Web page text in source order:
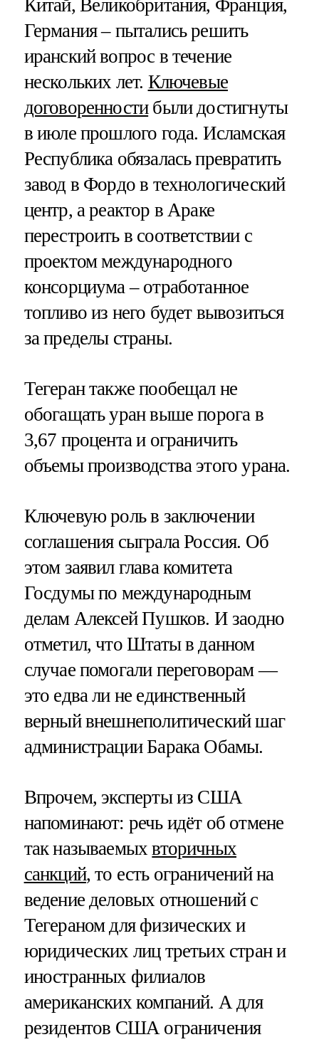
Китай, Великобритания, Франция,
Германия – пытались решить
иранский вопрос в течение
нескольких лет. Ключевые
договоренностибыли достигнуты
в июле прошлого года. Исламская
Республика обязалась превратить
завод в Фордо в технологический
центр, а реактор в Араке
перестроить в соответствии с
проектом международного
консорциума – отработанное
топливо из него будет вывозиться
за пределы страны.
Тегеран также пообещал не
обогащать уран выше порога в
3,67 процента и ограничить
объемы производства этого урана.
Ключевую роль в заключении
соглашения сыграла Россия. Об
этом заявил глава комитета
Госдумы по международным
делам Алексей Пушков. И заодно
отметил, что Штаты в данном
случае помогали переговорам —
это едва ли не единственный
верный внешнеполитический шаг
администрации Барака Обамы.
Впрочем, эксперты из США
напоминают: речь идёт об отмене
так называемыхвторичных
санкций, то есть ограничений на
ведение деловых отношений с
Тегераном для физических и
юридических лиц третьих стран и
иностранных филиалов
американских компаний. А для
резидентов США ограничения